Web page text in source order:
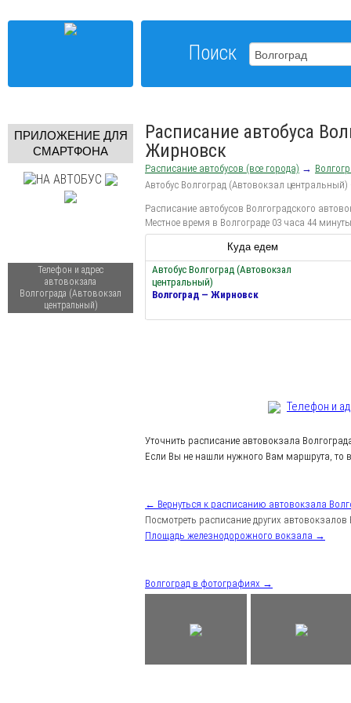
Поиск
ПРИЛОЖЕНИЕ ДЛЯ
СМАРТФОНА
Телефон и адрес
автовокзала
Волгограда (Автовокзал
центральный)
Расписание автобуса
Жирновск
Расписание автобусов (все города) →
Автобус Волгоград (Автовокзал
Расписание автобусов Волгоградского
Местное время в Волгограде 03 часа 44
Куда едем
Автобус Волгоград (Автовокзал
центральный)
Волгоград — Жирновск
Телефон и
Уточнить расписание автовокзала
Если Вы не нашли нужного Вам маршрута, то
← Вернуться к расписанию автовокзала
Посмотреть расписание других автовокзалов
Площадь железнодорожного вокзала →
Волгоград в фотографиях →